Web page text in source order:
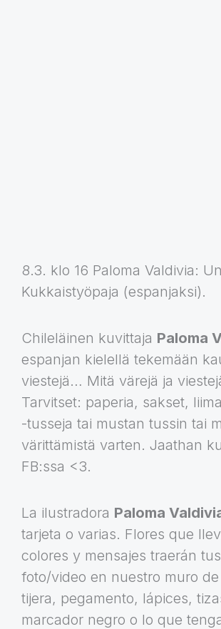
8.3. klo 16 Paloma Valdivia:
Kukkaistyöpaja (espanjaksi).
Chileläinen kuvittaja Paloma
espanjan kielellä tekemään
viestejä… Mitä värejä ja
Tarvitset: paperia, sakset,
-tusseja tai mustan tussin tai
värittämistä varten. Jaathan
FB:ssa <3.
La ilustradora Paloma
tarjeta o varias. Flores que
colores y mensajes traerán
foto/video en nuestro muro
tijera, pegamento, lápices,
marcador negro o lo que